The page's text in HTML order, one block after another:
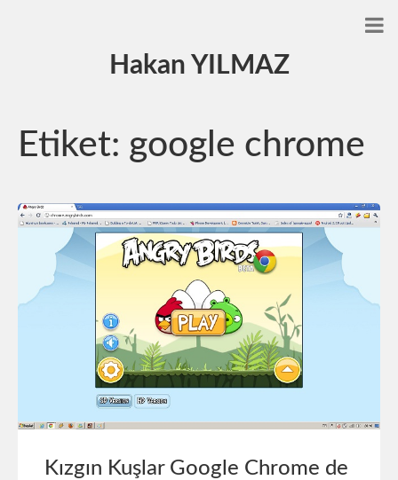
Hakan YILMAZ
Etiket: google chrome
Kızgın Kuşlar Google Chrome de